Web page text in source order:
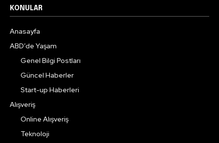
KONULAR
Anasayfa
ABD’de Yaşam
Genel Bilgi Postları
Güncel Haberler
Start-up Haberleri
Alışveriş
Online Alışveriş
Teknoloji